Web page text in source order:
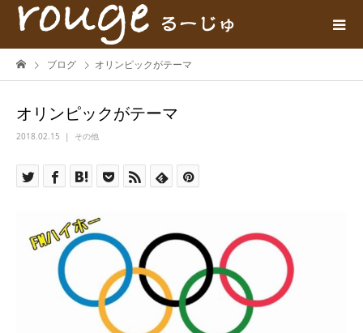
ブログ オリンピックがテーマ
オリンピックがテーマ
2018.02.15 その他